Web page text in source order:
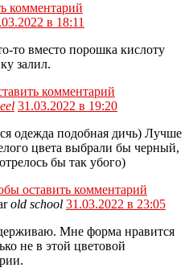
комментарий
в 18:11
то вместо порошка кислоту
залил.
комментарий
31.03.2022 в 19:20
одежда подобная дичь) Лучше
цвета выбрали бы черный,
бы так убого)
оставить комментарий
old school 31.03.2022 в 23:05
Мне форма нравится
не в этой цветовой